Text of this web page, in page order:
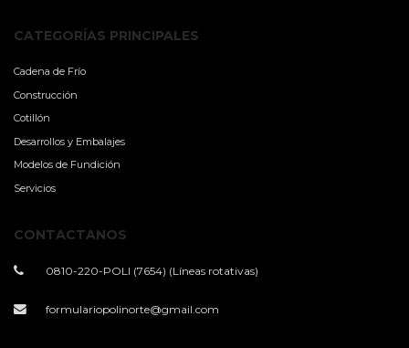
CATEGORÍAS PRINCIPALES
Cadena de Frío
Construcción
Cotillón
Desarrollos y Embalajes
Modelos de Fundición
Servicios
CONTACTANOS
0810-220-POLI (7654) (Líneas rotativas)
formulariopolinorte@gmail.com